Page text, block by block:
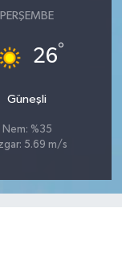
PERŞEMBE
26°
Güneşli
Nem: %35
5.69 m/s